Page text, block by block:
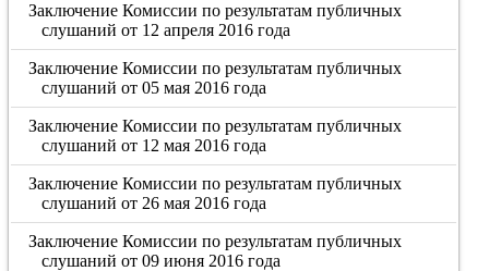
Заключение Комиссии по результатам публичных
слушаний от 12 апреля 2016 года
Заключение Комиссии по результатам публичных
слушаний от 05 мая 2016 года
Заключение Комиссии по результатам публичных
слушаний от 12 мая 2016 года
Заключение Комиссии по результатам публичных
слушаний от 26 мая 2016 года
Заключение Комиссии по результатам публичных
слушаний от 09 июня 2016 года